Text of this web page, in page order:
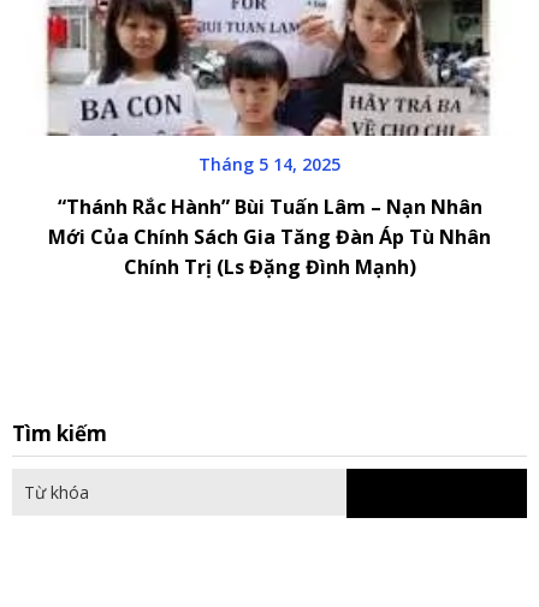
Tháng 5 14, 2025
“Thánh Rắc Hành” Bùi Tuấn Lâm – Nạn Nhân
Mới Của Chính Sách Gia Tăng Đàn Áp Tù Nhân
Chính Trị (Ls Đặng Đình Mạnh)
Tìm kiếm